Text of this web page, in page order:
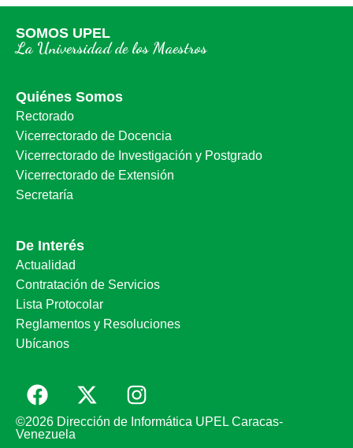
SOMOS UPEL
La Universidad de los Maestros
Quiénes Somos
Rectorado
Vicerrectorado de Docencia
Vicerrectorado de Investigación y Postgrado
Vicerrectorado de Extensión
Secretaría
De Interés
Actualidad
Contratación de Servicios
Lista Protocolar
Reglamentos y Resoluciones
Ubícanos
©2026 Dirección de Informática UPEL Caracas-
Venezuela